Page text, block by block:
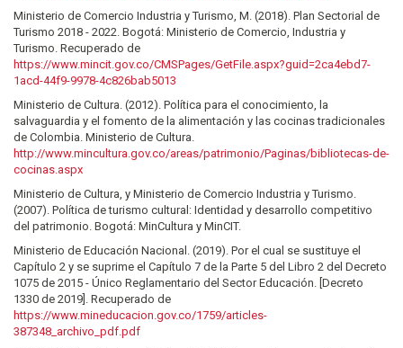
Ministerio de Comercio Industria y Turismo, M. (2018). Plan Sectorial de
Turismo 2018 - 2022. Bogotá: Ministerio de Comercio, Industria y
Turismo. Recuperado de
https://www.mincit.gov.co/CMSPages/GetFile.aspx?guid=2ca4ebd7-
1acd-44f9-9978-4c826bab5013
Ministerio de Cultura. (2012). Política para el conocimiento, la
salvaguardia y el fomento de la alimentación y las cocinas tradicionales
de Colombia. Ministerio de Cultura.
http://www.mincultura.gov.co/areas/patrimonio/Paginas/bibliotecas-de-
cocinas.aspx
Ministerio de Cultura, y Ministerio de Comercio Industria y Turismo.
(2007). Política de turismo cultural: Identidad y desarrollo competitivo
del patrimonio. Bogotá: MinCultura y MinCIT.
Ministerio de Educación Nacional. (2019). Por el cual se sustituye el
Capítulo 2 y se suprime el Capítulo 7 de la Parte 5 del Libro 2 del Decreto
1075 de 2015 - Único Reglamentario del Sector Educación. [Decreto
1330 de 2019]. Recuperado de
https://www.mineducacion.gov.co/1759/articles-
387348_archivo_pdf.pdf